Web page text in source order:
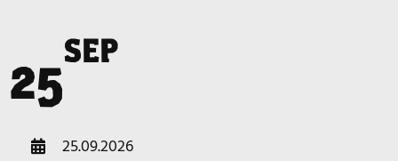
25SEP
25.09.2026